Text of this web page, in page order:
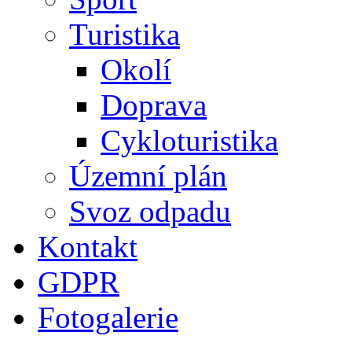
Turistika
Okolí
Doprava
Cykloturistika
Územní plán
Svoz odpadu
Kontakt
GDPR
Fotogalerie